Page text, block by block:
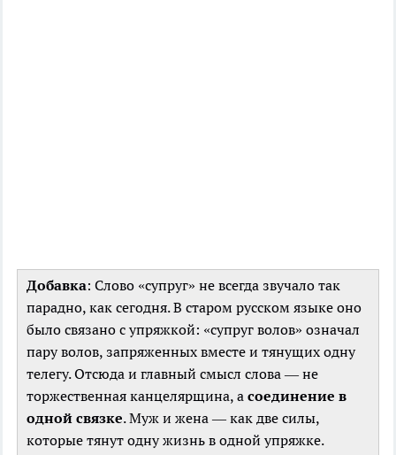
Добавка: Слово «супруг» не всегда звучало так
парадно, как сегодня. В старом русском языке оно
было связано с упряжкой: «супруг волов» означал
пару волов, запряженных вместе и тянущих одну
телегу. Отсюда и главный смысл слова — не
торжественная канцелярщина, а соединение в
одной связке. Муж и жена — как две силы,
которые тянут одну жизнь в одной упряжке.